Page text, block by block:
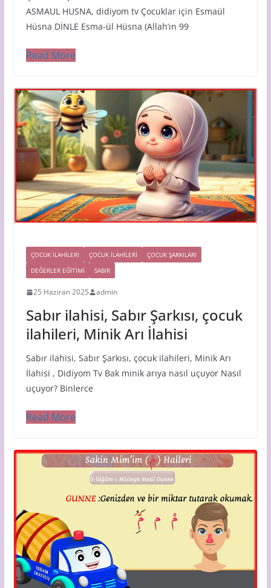
ASMAUL HUSNA, didiyom tv Çocuklar için Esmaül
Hüsna DİNLE Esma-ül Hüsna (Allah’ın 99
Read More
ÇOCUK İLAHİLERİ ÇOCUK ILAHILERI
ÇOCUK ŞARKILARI
DEĞERLER EĞİTİMİ
SABIR
25 Haziran 2025 admin
Sabır ilahisi, Sabır Şarkısı, çocuk
ilahileri, Minik Arı İlahisi
Sabır ilahisi, Sabır Şarkısı, çocuk ilahileri, Minik Arı
İlahisi , Didiyom Tv Bak minik arıya nasıl uçuyor Nasıl
uçuyor? Binlerce
Read More